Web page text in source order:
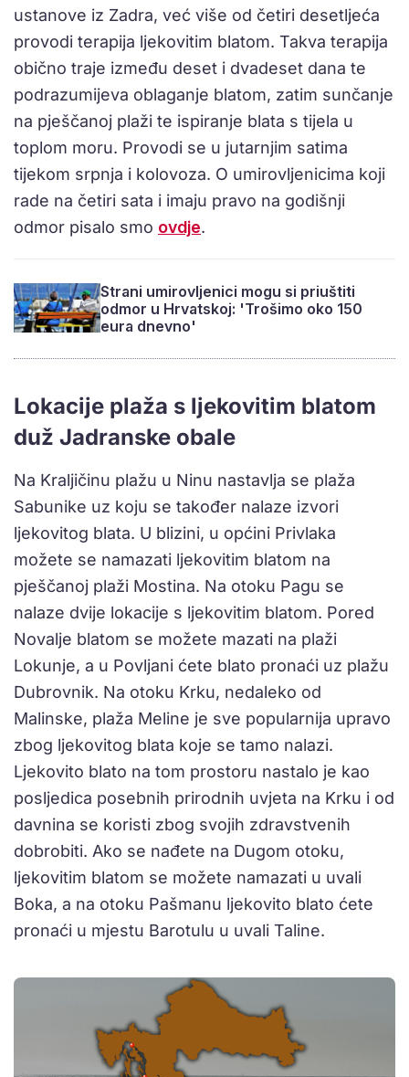
ustanove iz Zadra, već više od četiri desetljeća
provodi terapija ljekovitim blatom. Takva terapija
obično traje između deset i dvadeset dana te
podrazumijeva oblaganje blatom, zatim sunčanje
na pješčanoj plaži te ispiranje blata s tijela u
toplom moru. Provodi se u jutarnjim satima
tijekom srpnja i kolovoza. O umirovljenicima koji
rade na četiri sata i imaju pravo na godišnji
odmor pisalo smo ovdje.
Strani umirovljenici mogu si priuštiti
odmor u Hrvatskoj: 'Trošimo oko 150
eura dnevno'
Lokacije plaža s ljekovitim blatom
duž Jadranske obale
Na Kraljičinu plažu u Ninu nastavlja se plaža
Sabunike uz koju se također nalaze izvori
ljekovitog blata. U blizini, u općini Privlaka
možete se namazati ljekovitim blatom na
pješčanoj plaži Mostina. Na otoku Pagu se
nalaze dvije lokacije s ljekovitim blatom. Pored
Novalje blatom se možete mazati na plaži
Lokunje, a u Povljani ćete blato pronaći uz plažu
Dubrovnik. Na otoku Krku, nedaleko od
Malinske, plaža Meline je sve popularnija upravo
zbog ljekovitog blata koje se tamo nalazi.
Ljekovito blato na tom prostoru nastalo je kao
posljedica posebnih prirodnih uvjeta na Krku i od
davnina se koristi zbog svojih zdravstvenih
dobrobiti. Ako se nađete na Dugom otoku,
ljekovitim blatom se možete namazati u uvali
Boka, a na otoku Pašmanu ljekovito blato ćete
pronaći u mjestu Barotulu u uvali Taline.